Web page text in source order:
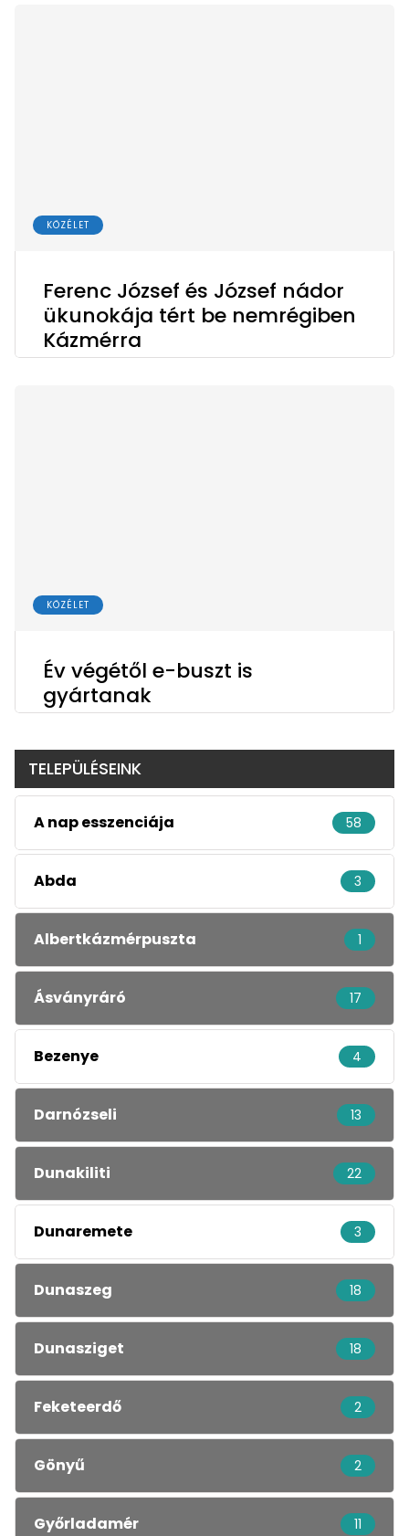
KÖZÉLET
Ferenc József és József nádor
ükunokája tért be nemrégiben
Kázmérra
KÖZÉLET
Év végétől e-buszt is
gyártanak
TELEPÜLÉSEINK
A nap esszenciája 58
Abda 3
Albertkázmérpuszta 1
Ásványráró 17
Bezenye 4
Darnózseli 13
Dunakiliti 22
Dunaremete 3
Dunaszeg 18
Dunasziget 18
Feketeerdő 2
Gönyű 2
Győrladamér 11